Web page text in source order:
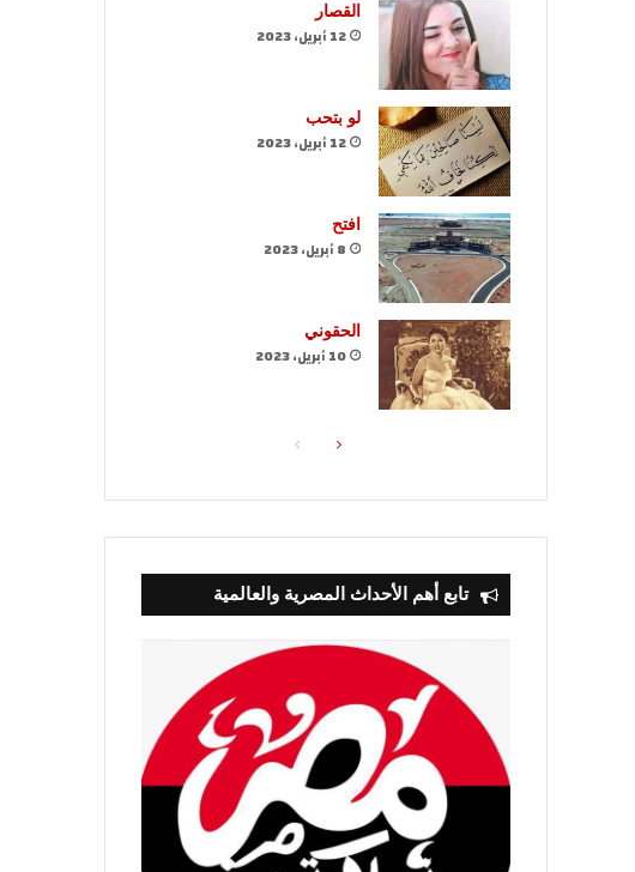
القصار
12 أبريل، 2023
لو بتحب
12 أبريل، 2023
افتح
8 أبريل، 2023
الحقوني
10 أبريل، 2023
الصفحةالصفحة
تابع أهم الأحداث المصرية والعالمية